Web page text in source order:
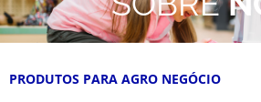
PRODUTOS PARA AGRO NEGÓCIO